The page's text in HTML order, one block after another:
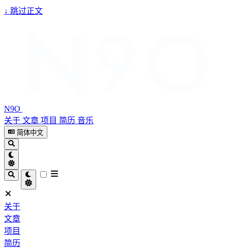
↓ 跳过正文
N9O
关于 文章 项目 简历 音乐
简体中文
关于
文章
项目
简历